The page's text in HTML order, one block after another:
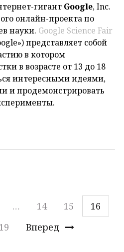
гигант Google, Inc.
онлайн-проекта по
науки. Google Science Fair
представляет собой
в котором
в возрасте от 13 до 18
интересными идеями,
и продемонстрировать
… 14 15
16
19 Вперед